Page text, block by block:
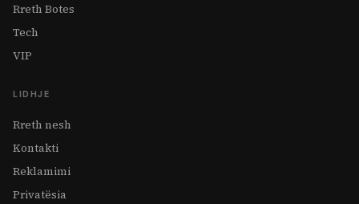
Rreth Botes
Tech
VIP
LIDHJE
Rreth nesh
Kontakti
Reklamimi
Privatësia